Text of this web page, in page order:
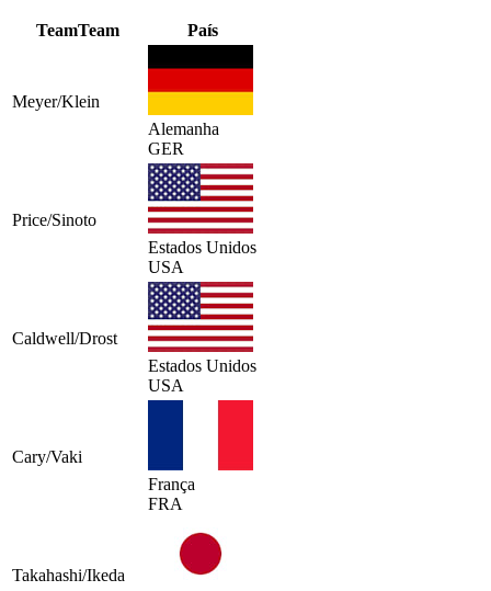
TeamTeam País
Meyer/Klein
Alemanha
GER
Price/Sinoto
Estados Unidos
USA
Caldwell/Drost
Estados Unidos
USA
Cary/Vaki
França
FRA
Takahashi/Ikeda